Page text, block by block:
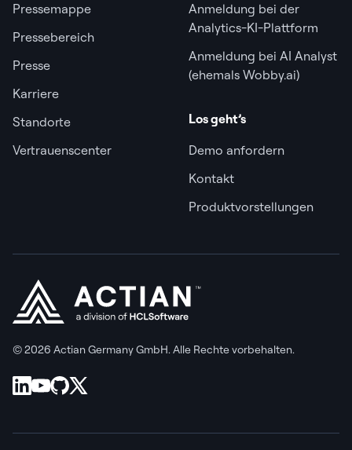
Pressemappe
Pressebereich
Presse
Karriere
Standorte
Vertrauenscenter
Anmeldung bei der
Analytics-KI-Plattform
Anmeldung bei AI Analyst
(ehemals Wobby.ai)
Los geht’s
Demo anfordern
Kontakt
Produktvorstellungen
© 2026 Actian Germany GmbH. Alle Rechte vorbehalten.